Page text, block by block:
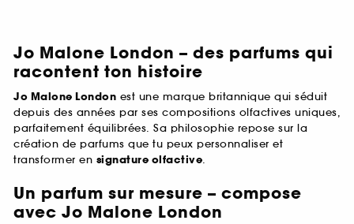
Jo Malone London – des parfums qui
racontent ton histoire
Jo Malone London est une marque britannique qui séduit
depuis des années par ses compositions olfactives uniques,
parfaitement équilibrées. Sa philosophie repose sur la
création de parfums que tu peux personnaliser et
transformer en signature olfactive.
Un parfum sur mesure – compose
avec Jo Malone London